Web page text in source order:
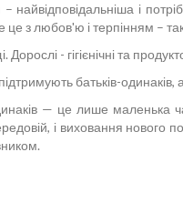
найвідповідальніша і
це з любов'ю і терпінням –
Дорослі - гігієнічні та
підтримують батьків-
— це лише маленька
і виховання